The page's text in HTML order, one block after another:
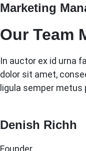
Marketing
Our Team
In auctor ex id urna
dolor sit amet,
ligula semper
Denish Richh
Founder